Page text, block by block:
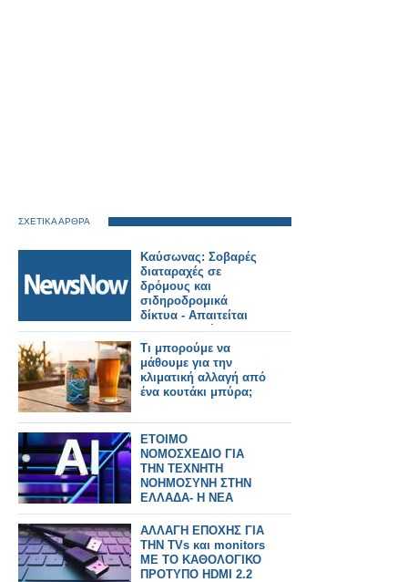
ΣΧΕΤΙΚΑ ΑΡΘΡΑ
Καύσωνας: Σοβαρές
διαταραχές σε
δρόμους και
σιδηροδρομικά
δίκτυα - Απαιτείται
προσαρμογή στην
κλιματική αλλαγή.
Τι μπορούμε να
μάθουμε για την
κλιματική αλλαγή από
ένα κουτάκι μπύρα;
ΕΤΟΙΜΟ
ΝΟΜΟΣΧΕΔΙΟ ΓΙΑ
ΤΗΝ ΤΕΧΝΗΤΗ
ΝΟΗΜΟΣΥΝΗ ΣΤΗΝ
ΕΛΛΑΔΑ- Η ΝΕΑ
ΑΛΛΑΓΗ
ΑΛΛΑΓΗ ΕΠΟΧΗΣ ΓΙΑ
ΤΗΝ TVs και monitors
ΜΕ ΤΟ ΚΑΘΟΛΟΓΙΚΟ
ΠΡΟΤΥΠΟ HDMI 2.2